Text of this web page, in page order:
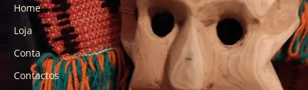
Home
Loja
Conta
Contactos